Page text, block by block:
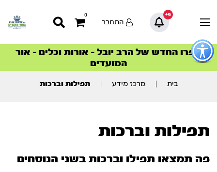
כפתור
לפתיחת
תפריט
9+
0
התחבר
סדרות הפודקאסטים
הסדרה המובילה החודש – דרך המלך
ספרו החדש של הרב יובל – אורות וכלים – אור
המועדים
הצטרפו למהפכת הבריאות הטבעית >
סדרות הפודקאסטים
הסדרה המובילה החודש – דרך המלך
תוכן
בית מרכז מידע תפילות וברכות
תפילות וברכות
פה תמצאו תפילו וברכות בשני הנוסחים